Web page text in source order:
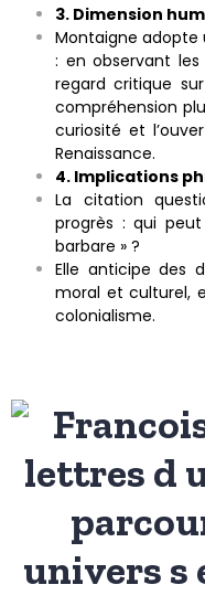
3. Dimension
Montaigne
: en observant
regard critique
compréhension
curiosité et
Renaissance.
4. Implications
La citation
progrès : qui
barbare » ?
Elle anticipe des
moral et culturel,
colonialisme.